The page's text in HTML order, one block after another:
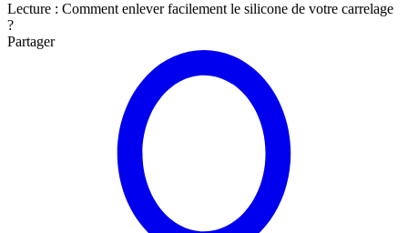
Lecture : Comment enlever facilement le silicone de votre carrelage
?
Partager